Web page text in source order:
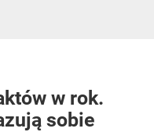
w rok.
sobie